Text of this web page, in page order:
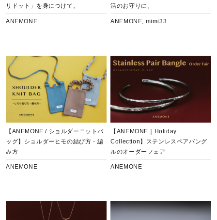
リドット」を身につけて。
ANEMONE
活のお守りに。
ANEMONE, mimi33
【ANEMONE / ショルダーニットバ
ッグ】ショルダーヒモの結び方・編
み方
ANEMONE
【ANEMONE｜Holiday
Collection】ステンレスペアバング
ルのオーダーフェア
ANEMONE